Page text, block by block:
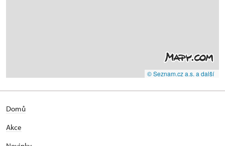
© Seznam.cz a.s. a další
Domů
Akce